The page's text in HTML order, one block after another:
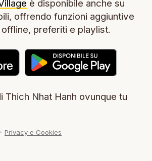
è disponibile anche su
offrendo funzioni aggiuntive
preferiti e playlist.
Thich Nhat Hanh ovunque tu
Privacy e Cookies